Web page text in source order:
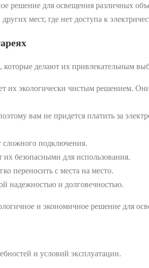
решение для освещения различных
мест, где нет доступа к
делают их привлекательным
их экологически чистым решением.
вам не придется платить за
сложного подключения.
безопасными для использования.
переносить с места на место.
надежностью и долговечностью.
и экономичное решение для
и условий эксплуатации.